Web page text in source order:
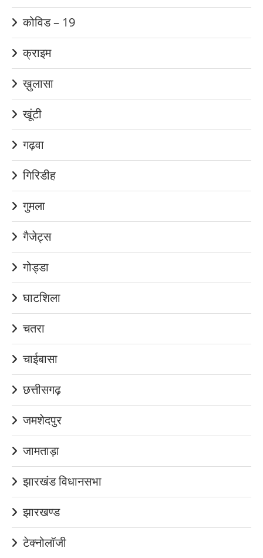
कोविड – 19
क्राइम
ख़ुलासा
खूंटी
गढ़वा
गिरिडीह
गुमला
गैजेट्स
गोड्डा
घाटशिला
चतरा
चाईबासा
छत्तीसगढ़
जमशेदपुर
जामताड़ा
झारखंड विधानसभा
झारखण्ड
टेक्नोलॉजी